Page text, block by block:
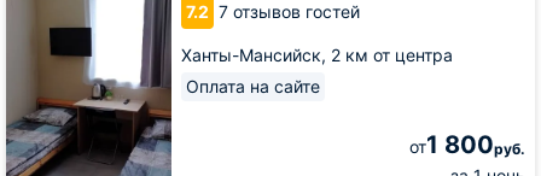
7.2 7 отзывов гостей
Ханты-Мансийск, 2 км от центра
Оплата на сайте
от1 800руб.